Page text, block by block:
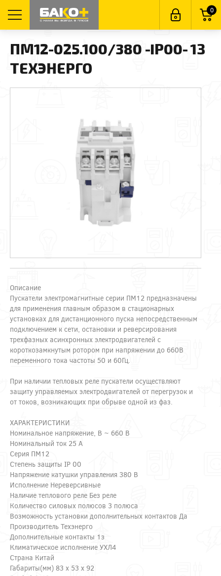
0
ПМ12-025.100/380 -IP00- 1З
ТЕХЭНЕРГО
Описание
Пускатели электромагнитные серии ПМ12 предназначены
для применения главным образом в стационарных
установках для дистанционного пуска непосредственным
подключением к сети, остановки и реверсирования
трехфазных асинхронных электродвигателей с
короткозамкнутым ротором при напряжении до 660В
переменного тока частоты 50 и 60Гц.
При наличии тепловых реле пускатели осуществляют
защиту управляемых электродвигателей от перегрузок и
от токов, возникающих при обрыве одной из фаз.
ХАРАКТЕРИСТИКИ
Номинальное напряжение, В ~ 660 В
Номинальный ток 25 А
Серия ПМ12
Степень защиты IP 00
Напряжение катушки управления 380 В
Исполнение Нереверсивные
Наличие теплового реле Без реле
Количество силовых полюсов 3 полюса
Возможность установки дополнительных контактов Да
Производитель Техэнерго
Дополнительные контакты 1з
Климатическое исполнение УХЛ4
Страна Китай
Габариты(мм) 83 x 53 x 92